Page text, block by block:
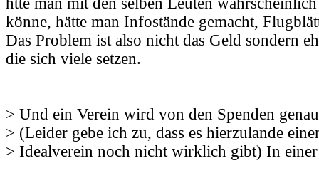
könne, hätte man Infostände gemacht,
Das Problem ist also nicht das Geld sondern
die sich viele setzen.
> Und ein Verein wird von den Spenden
> (Leider gebe ich zu, dass es hierzulande
> Idealverein noch nicht wirklich gibt) In einer